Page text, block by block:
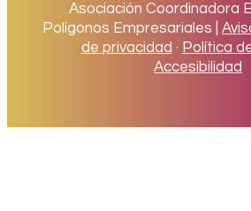
Asociación Coordinadora
Polígonos Empresariales |
de privacidad · Política
Accesibilidad